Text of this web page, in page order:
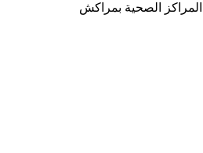
الصحية بمراكش